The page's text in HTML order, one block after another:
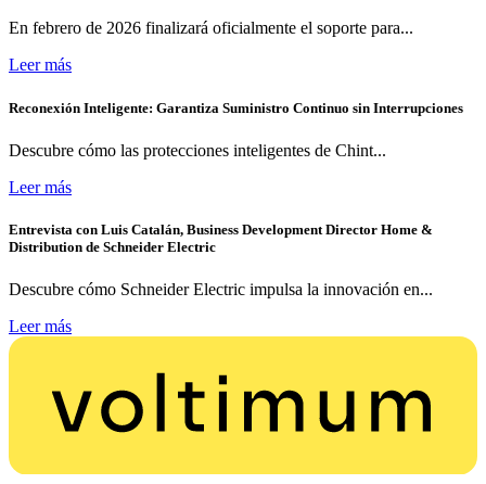
En febrero de 2026 finalizará oficialmente el soporte para...
Leer más
Reconexión Inteligente: Garantiza Suministro Continuo sin Interrupciones
Descubre cómo las protecciones inteligentes de Chint...
Leer más
Entrevista con Luis Catalán, Business Development Director Home &
Distribution de Schneider Electric
Descubre cómo Schneider Electric impulsa la innovación en...
Leer más